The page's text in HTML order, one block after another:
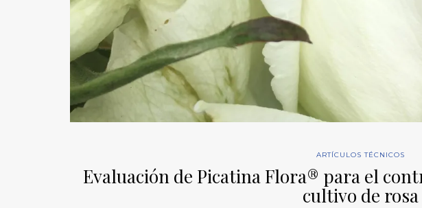
ARTÍCULOS TÉCNICOS
Evaluación de Picatina Flora® para el
cultivo de rosa